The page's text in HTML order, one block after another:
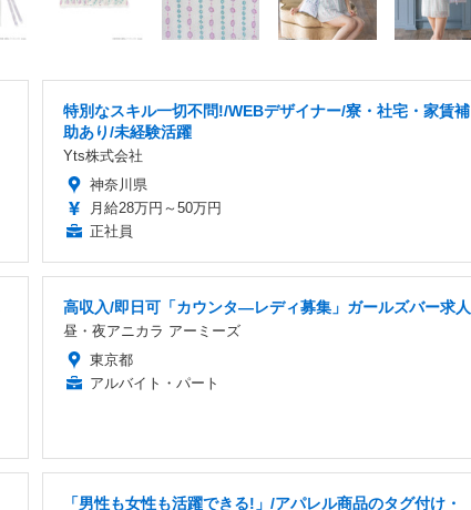
特別なスキル一切不問!/WEBデザイナー/寮・社宅・家賃補
助あり/未経験活躍
Yts株式会社
神奈川県
月給28万円～50万円
正社員
高収入/即日可「カウンタ―レディ募集」ガールズバー求人
昼・夜アニカラ アーミーズ
東京都
アルバイト・パート
「男性も女性も活躍できる!」/アパレル商品のタグ付け・